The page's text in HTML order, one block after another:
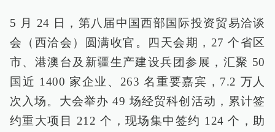
5 月 24 日，第八届中国西部国际投资贸易洽谈
会（西洽会）圆满收官。四天会期，27 个省区
市、港澳台及新疆生产建设兵团参展，汇聚 50
国近 1400 家企业、263 名重要嘉宾，7.2 万人
次入场。大会举办 49 场经贸科创活动，累计签
约重大项目 212 个，现场集中签约 124 个，助